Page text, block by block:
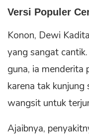
Versi Populer
Konon, Dewi
yang sangat
guna, ia menderita
karena tak
wangsit untuk
Ajaibnya,